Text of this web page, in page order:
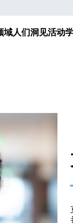
域人们洞见活动